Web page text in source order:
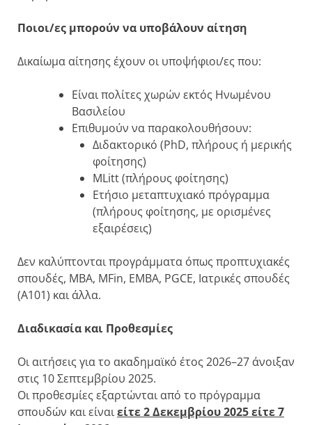
Ποιοι/ες μπορούν να υποβάλουν αίτηση
Δικαίωμα αίτησης έχουν οι υποψήφιοι/ες που:
Είναι πολίτες χωρών εκτός Ηνωμένου
Βασιλείου
Επιθυμούν να παρακολουθήσουν:
Διδακτορικό (PhD, πλήρους ή μερικής
φοίτησης)
MLitt (πλήρους φοίτησης)
Ετήσιο μεταπτυχιακό πρόγραμμα
(πλήρους φοίτησης, με ορισμένες
εξαιρέσεις)
Δεν καλύπτονται προγράμματα όπως προπτυχιακές
σπουδές, MBA, MFin, EMBA, PGCE, Ιατρικές σπουδές
(A101) και άλλα.
Διαδικασία και Προθεσμίες
Οι αιτήσεις για το ακαδημαϊκό έτος 2026–27 άνοιξαν
στις 10 Σεπτεμβρίου 2025.
Οι προθεσμίες εξαρτώνται από το πρόγραμμα
σπουδών και είναιείτε 2 Δεκεμβρίου 2025 είτε 7